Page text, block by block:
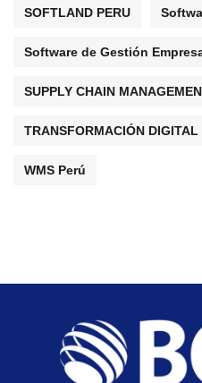
SOFTLAND PERU
Software de Gestión
SUPPLY CHAIN
TRANSFORMACIÓN DIGITAL
WMS Perú